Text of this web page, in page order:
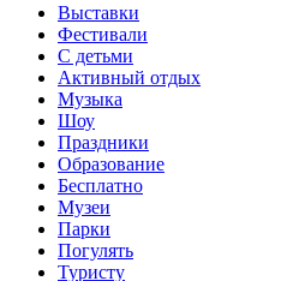
Выставки
Фестивали
С детьми
Активный отдых
Музыка
Шоу
Праздники
Образование
Бесплатно
Музеи
Парки
Погулять
Туристу